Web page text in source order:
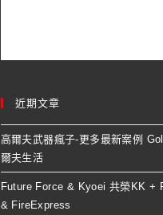
近期文章
高爾夫武器瘋子-更多最新案例
爾夫生活
Future Force & Kyoei 共榮KK +
& FireExpress